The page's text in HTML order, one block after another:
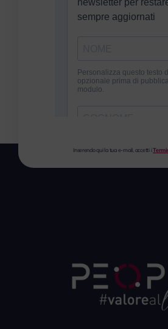
Inserendo qui la tua e-mail, accetti i